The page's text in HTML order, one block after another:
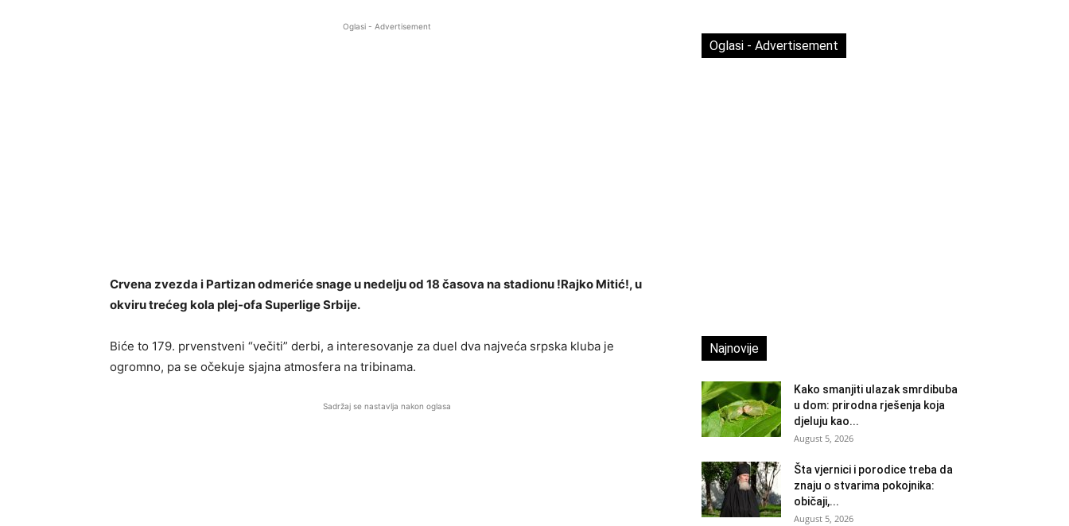
Oglasi - Advertisement
Crvena zvezda i Partizan odmeriće snage u nedelju od 18 časova na stadionu !Rajko Mitić!, u
okviru trećeg kola plej-ofa Superlige Srbije.
Biće to 179. prvenstveni “večiti” derbi, a interesovanje za duel dva najveća srpska kluba je
ogromno, pa se očekuje sjajna atmosfera na tribinama.
Sadržaj se nastavlja nakon oglasa
Oglasi - Advertisement
Najnovije
Kako smanjiti ulazak smrdibuba
u dom: prirodna rješenja koja
djeluju kao...
August 5, 2026
Šta vjernici i porodice treba da
znaju o stvarima pokojnika:
običaji,...
August 5, 2026